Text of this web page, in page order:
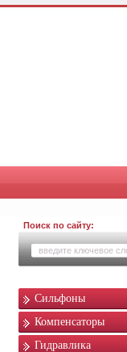
Поиск по сайту:
Сильфоны
Компенсаторы
Гидравлика